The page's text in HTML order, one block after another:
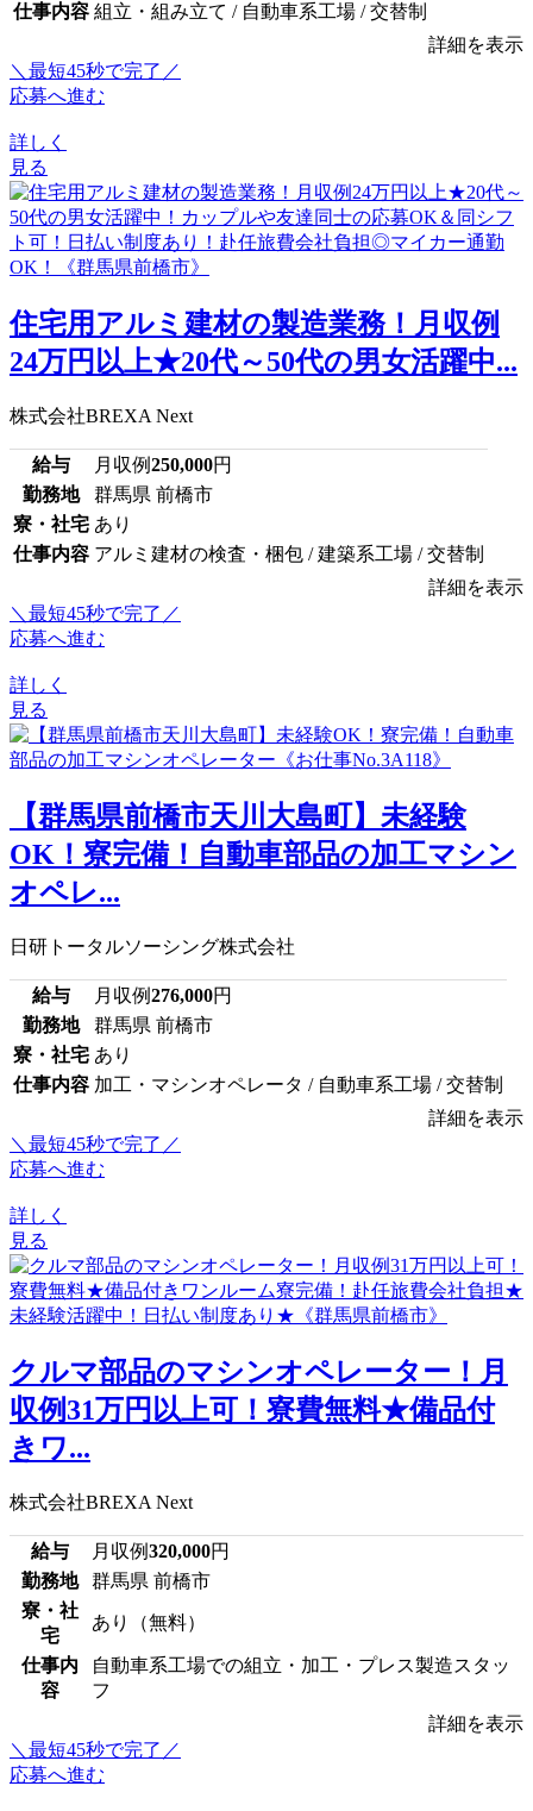
仕事内容 組立・組み立て / 自動車系工場 / 交替制
詳細を表示
＼最短45秒で完了／
応募へ進む
詳しく
見る
住宅用アルミ建材の製造業務！月収例
24万円以上★20代～50代の男女活躍中...
株式会社BREXA Next
給与 月収例250,000円
勤務地
群馬県 前橋市
寮・社宅 あり
仕事内容 アルミ建材の検査・梱包 / 建築系工場 / 交替制
詳細を表示
＼最短45秒で完了／
応募へ進む
詳しく
見る
【群馬県前橋市天川大島町】未経験
OK！寮完備！自動車部品の加工マシン
オペレ...
日研トータルソーシング株式会社
給与 月収例276,000円
勤務地
群馬県 前橋市
寮・社宅 あり
仕事内容 加工・マシンオペレータ / 自動車系工場 / 交替制
詳細を表示
＼最短45秒で完了／
応募へ進む
詳しく
見る
クルマ部品のマシンオペレーター！月
収例31万円以上可！寮費無料★備品付
きワ...
株式会社BREXA Next
給与 月収例320,000円
勤務地
群馬県 前橋市
寮・社
宅
あり（無料）
仕事内
容
自動車系工場での組立・加工・プレス製造スタッ
フ
詳細を表示
＼最短45秒で完了／
応募へ進む